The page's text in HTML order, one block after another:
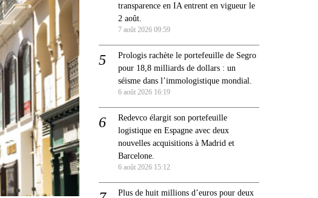
transparence en IA entrent en vigueur le
2 août.
7 août 2026 09:59
Prologis rachète le portefeuille de Segro
pour 18,8 milliards de dollars : un
séisme dans l’immologistique mondial.
6 août 2026 16:19
Redevco élargit son portefeuille
logistique en Espagne avec deux
nouvelles acquisitions à Madrid et
Barcelone.
6 août 2026 15:12
Plus de huit millions d’euros pour deux